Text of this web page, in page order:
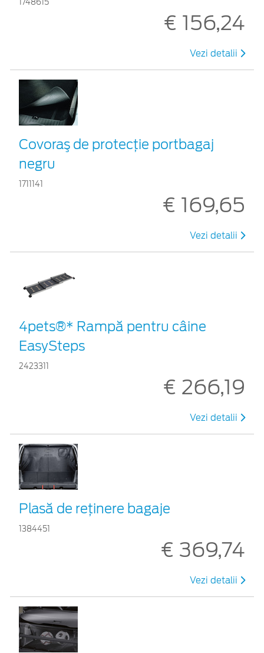
1748615
€ 156,24
Vezi detalii
Covoraş de protecţie portbagaj
negru
1711141
€ 169,65
Vezi detalii
4pets®* Rampă pentru câine
EasySteps
2423311
€ 266,19
Vezi detalii
Plasă de reţinere bagaje
1384451
€ 369,74
Vezi detalii